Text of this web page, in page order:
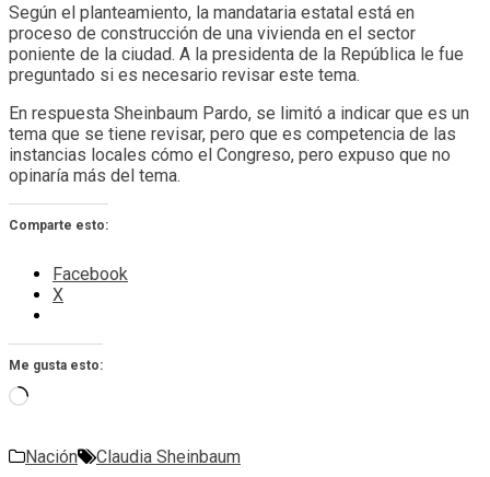
Según el planteamiento, la mandataria estatal está en
proceso de construcción de una vivienda en el sector
poniente de la ciudad. A la presidenta de la República le fue
preguntado si es necesario revisar este tema.
En respuesta Sheinbaum Pardo, se limitó a indicar que es un
tema que se tiene revisar, pero que es competencia de las
instancias locales cómo el Congreso, pero expuso que no
opinaría más del tema.
Comparte esto:
Facebook
X
Me gusta esto:
Cargando...
Nación Claudia Sheinbaum